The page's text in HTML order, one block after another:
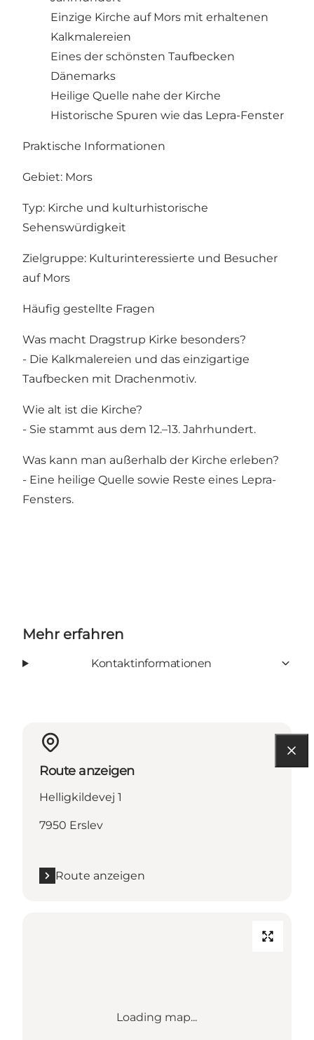
Einzige Kirche auf Mors mit erhaltenen
Kalkmalereien
Eines der schönsten Taufbecken
Dänemarks
Heilige Quelle nahe der Kirche
Historische Spuren wie das Lepra-Fenster
Praktische Informationen
Gebiet: Mors
Typ: Kirche und kulturhistorische
Sehenswürdigkeit
Zielgruppe: Kulturinteressierte und Besucher
auf Mors
Häufig gestellte Fragen
Was macht Dragstrup Kirke besonders?
- Die Kalkmalereien und das einzigartige
Taufbecken mit Drachenmotiv.
Wie alt ist die Kirche?
- Sie stammt aus dem 12.–13. Jahrhundert.
Was kann man außerhalb der Kirche erleben?
- Eine heilige Quelle sowie Reste eines Lepra-
Fensters.
Mehr erfahren
Kontaktinformationen
Route anzeigen
Helligkildevej 1
7950 Erslev
Route anzeigen
Loading map...